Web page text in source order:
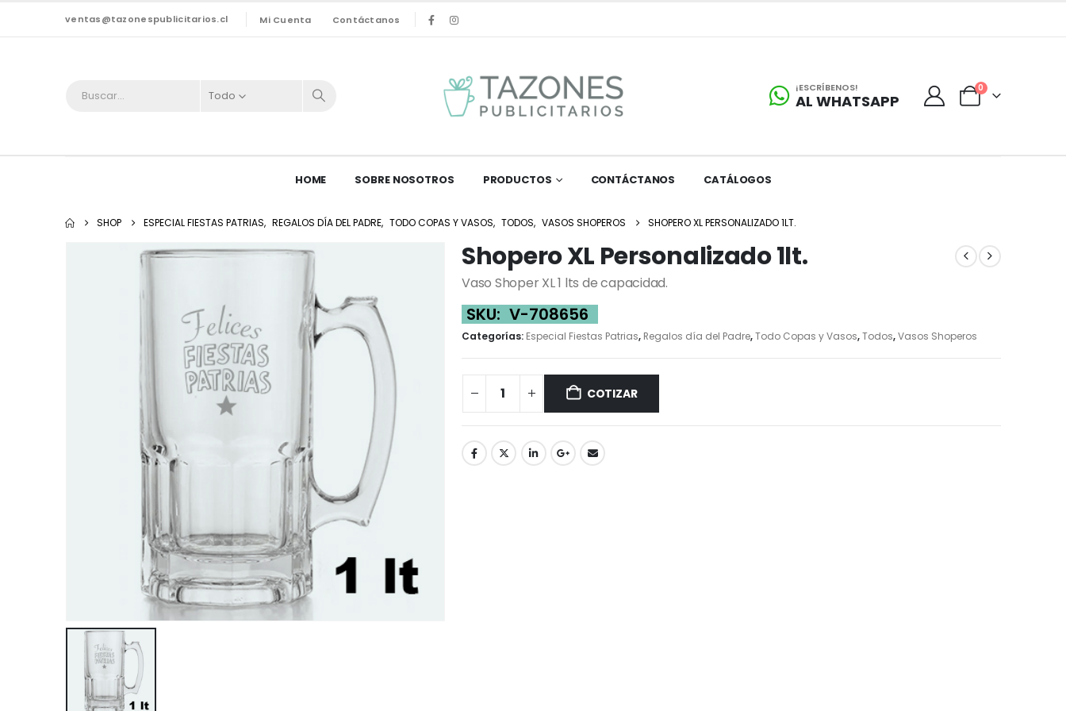
ventas@tazonespublicitarios.cl Mi Cuenta Contáctanos
Todo
¡ESCRÍBENOS!
AL WHATSAPP
0
HOME SOBRE NOSOTROS PRODUCTOS CONTÁCTANOS CATÁLOGOS
SHOP ESPECIAL FIESTAS PATRIAS, REGALOS DÍA DEL PADRE, TODO COPAS Y VASOS, TODOS, VASOS SHOPEROS SHOPERO XL PERSONALIZADO 1LT.
Shopero XL Personalizado 1lt.
Vaso Shoper XL 1 lts de capacidad.
SKU: V-708656
Categorías: Especial Fiestas Patrias, Regalos día del Padre,Todo Copas y Vasos,Todos,Vasos Shoperos
COTIZAR